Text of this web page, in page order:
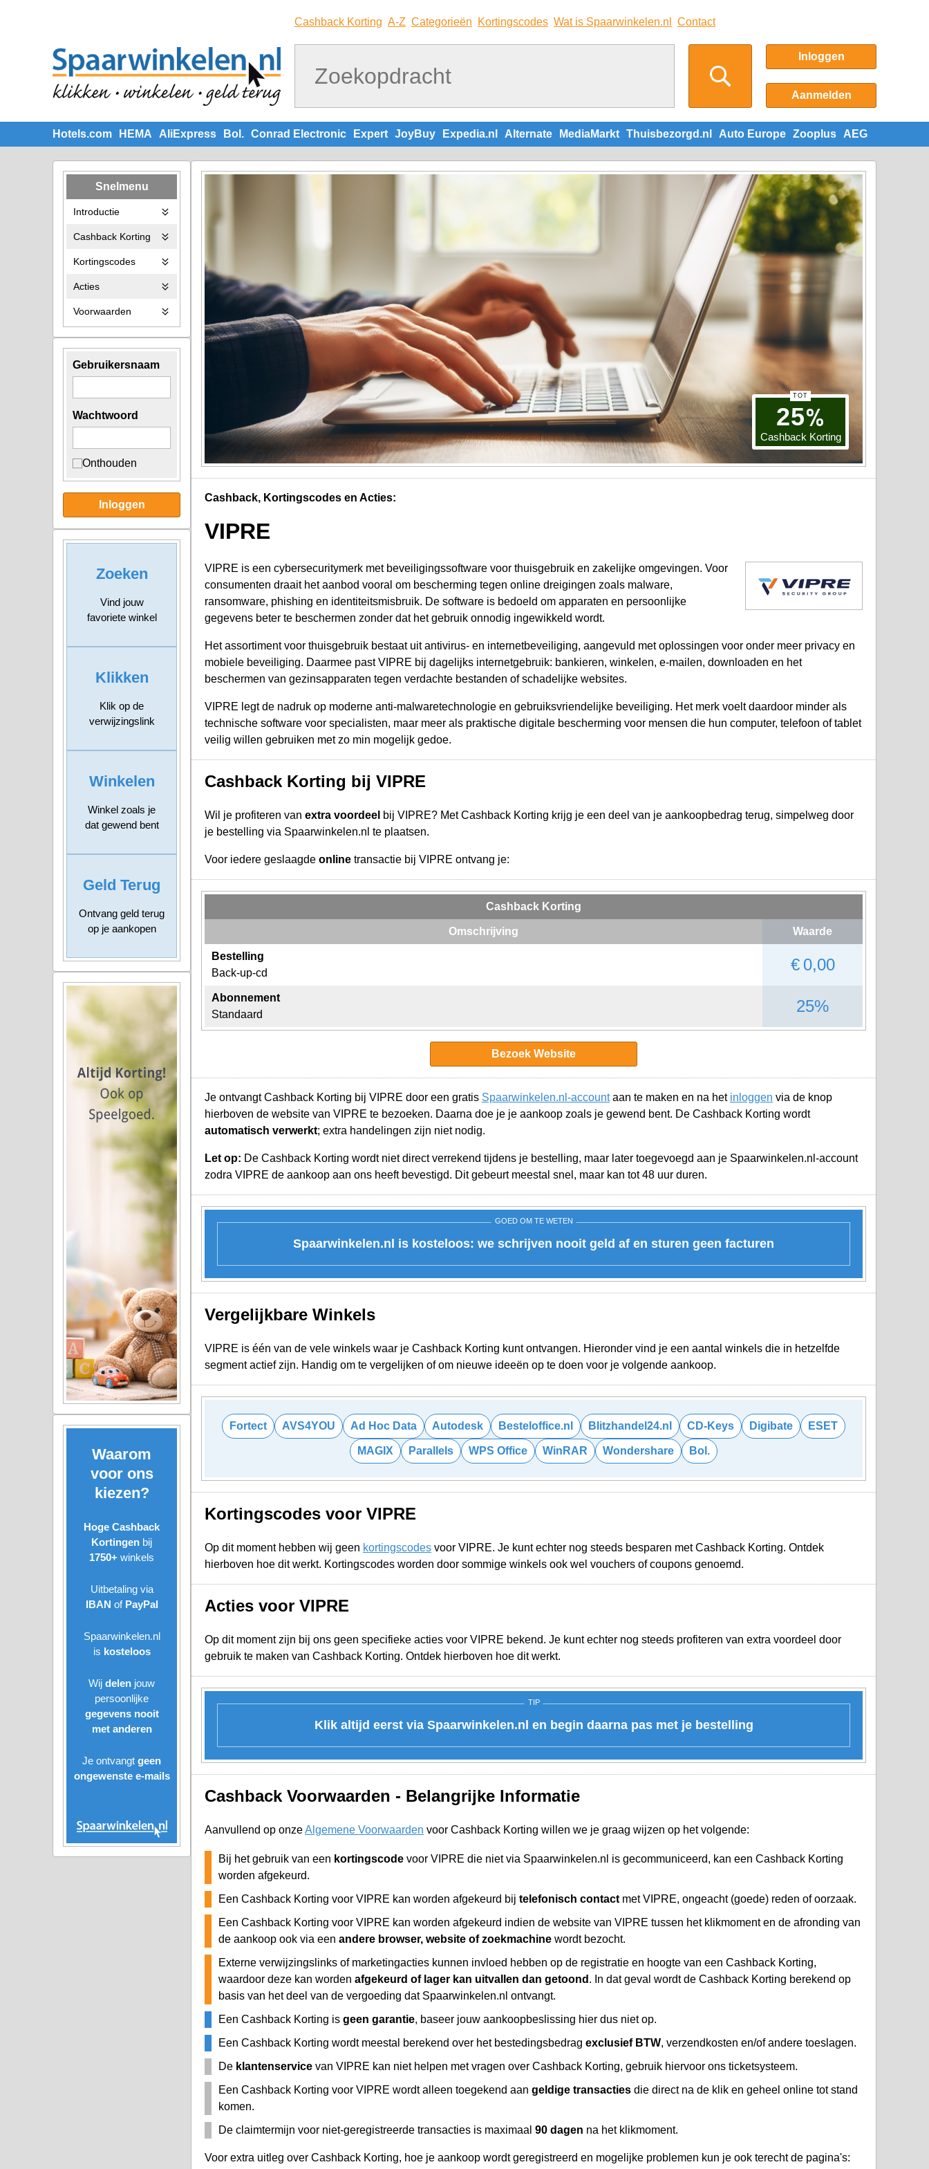
Cashback Korting A-Z Categorieën Kortingscodes Wat is Spaarwinkelen.nl Contact
Inloggen
Aanmelden
Hotels.com HEMA AliExpress Bol. Conrad Electronic Expert JoyBuy Expedia.nl Alternate MediaMarkt Thuisbezorgd.nl Auto Europe Zooplus AEG
Snelmenu
Introductie
Cashback Korting
Kortingscodes
Acties
Voorwaarden
Gebruikersnaam
Wachtwoord
Onthouden
Inloggen
Zoeken
Vind jouw
favoriete winkel
Klikken
Klik op de
verwijzingslink
Winkelen
Winkel zoals je
dat gewend bent
Geld Terug
Ontvang geld terug
op je aankopen
Waarom
voor ons
kiezen?
Hoge Cashback
Kortingen bij
1750+ winkels
Uitbetaling via
IBAN of PayPal
Spaarwinkelen.nl
is kosteloos
Wij delen jouw
persoonlijke
gegevens nooit
met anderen
Je ontvangt geen
ongewenste e-mails
25%
Cashback Korting
TOT
Cashback, Kortingscodes en Acties:
VIPRE
VIPRE is een cybersecuritymerk met beveiligingssoftware voor thuisgebruik en zakelijke omgevingen. Voor
consumenten draait het aanbod vooral om bescherming tegen online dreigingen zoals malware,
ransomware, phishing en identiteitsmisbruik. De software is bedoeld om apparaten en persoonlijke
gegevens beter te beschermen zonder dat het gebruik onnodig ingewikkeld wordt.
Het assortiment voor thuisgebruik bestaat uit antivirus- en internetbeveiliging, aangevuld met oplossingen voor onder meer privacy en
mobiele beveiliging. Daarmee past VIPRE bij dagelijks internetgebruik: bankieren, winkelen, e-mailen, downloaden en het
beschermen van gezinsapparaten tegen verdachte bestanden of schadelijke websites.
VIPRE legt de nadruk op moderne anti-malwaretechnologie en gebruiksvriendelijke beveiliging. Het merk voelt daardoor minder als
technische software voor specialisten, maar meer als praktische digitale bescherming voor mensen die hun computer, telefoon of tablet
veilig willen gebruiken met zo min mogelijk gedoe.
Cashback Korting bij VIPRE
Wil je profiteren van extra voordeel bij VIPRE? Met Cashback Korting krijg je een deel van je aankoopbedrag terug, simpelweg door
je bestelling via Spaarwinkelen.nl te plaatsen.
Voor iedere geslaagde online transactie bij VIPRE ontvang je:
Cashback Korting
Omschrijving Waarde
Bestelling
Back-up-cd
€ 0,00
Abonnement
Standaard
25%
Bezoek Website
Je ontvangt Cashback Korting bij VIPRE door een gratis Spaarwinkelen.nl-accountaan te maken en na het inloggen via de knop
hierboven de website van VIPRE te bezoeken. Daarna doe je je aankoop zoals je gewend bent. De Cashback Korting wordt
automatisch verwerkt; extra handelingen zijn niet nodig.
Let op: De Cashback Korting wordt niet direct verrekend tijdens je bestelling, maar later toegevoegd aan je Spaarwinkelen.nl-account
zodra VIPRE de aankoop aan ons heeft bevestigd. Dit gebeurt meestal snel, maar kan tot 48 uur duren.
GOED OM TE WETEN
Spaarwinkelen.nl is kosteloos: we schrijven nooit geld af en sturen geen facturen
Vergelijkbare Winkels
VIPRE is één van de vele winkels waar je Cashback Korting kunt ontvangen. Hieronder vind je een aantal winkels die in hetzelfde
segment actief zijn. Handig om te vergelijken of om nieuwe ideeën op te doen voor je volgende aankoop.
Fortect AVS4YOU Ad Hoc Data Autodesk Besteloffice.nl Blitzhandel24.nl CD-Keys Digibate ESET
MAGIX Parallels WPS Office WinRAR Wondershare Bol.
Kortingscodes voor VIPRE
Op dit moment hebben wij geen kortingscodes voor VIPRE. Je kunt echter nog steeds besparen met Cashback Korting. Ontdek
hierboven hoe dit werkt. Kortingscodes worden door sommige winkels ook wel vouchers of coupons genoemd.
Acties voor VIPRE
Op dit moment zijn bij ons geen specifieke acties voor VIPRE bekend. Je kunt echter nog steeds profiteren van extra voordeel door
gebruik te maken van Cashback Korting. Ontdek hierboven hoe dit werkt.
TIP
Klik altijd eerst via Spaarwinkelen.nl en begin daarna pas met je bestelling
Cashback Voorwaarden - Belangrijke Informatie
Aanvullend op onzeAlgemene Voorwaarden voor Cashback Korting willen we je graag wijzen op het volgende:
Bij het gebruik van een kortingscode voor VIPRE die niet via Spaarwinkelen.nl is gecommuniceerd, kan een Cashback Korting
worden afgekeurd.
Een Cashback Korting voor VIPRE kan worden afgekeurd bij telefonisch contact met VIPRE, ongeacht (goede) reden of oorzaak.
Een Cashback Korting voor VIPRE kan worden afgekeurd indien de website van VIPRE tussen het klikmoment en de afronding van
de aankoop ook via een andere browser, website of zoekmachine wordt bezocht.
Externe verwijzingslinks of marketingacties kunnen invloed hebben op de registratie en hoogte van een Cashback Korting,
waardoor deze kan worden afgekeurd of lager kan uitvallen dan getoond . In dat geval wordt de Cashback Korting berekend op
basis van het deel van de vergoeding dat Spaarwinkelen.nl ontvangt.
Een Cashback Korting is geen garantie, baseer jouw aankoopbeslissing hier dus niet op.
Een Cashback Korting wordt meestal berekend over het bestedingsbedrag exclusief BTW, verzendkosten en/of andere toeslagen.
De klantenservice van VIPRE kan niet helpen met vragen over Cashback Korting, gebruik hiervoor ons ticketsysteem.
Een Cashback Korting voor VIPRE wordt alleen toegekend aan geldige transacties die direct na de klik en geheel online tot stand
komen.
De claimtermijn voor niet-geregistreerde transacties is maximaal 90 dagen na het klikmoment.
Voor extra uitleg over Cashback Korting, hoe je aankoop wordt geregistreerd en mogelijke problemen kun je ook terecht de pagina's: